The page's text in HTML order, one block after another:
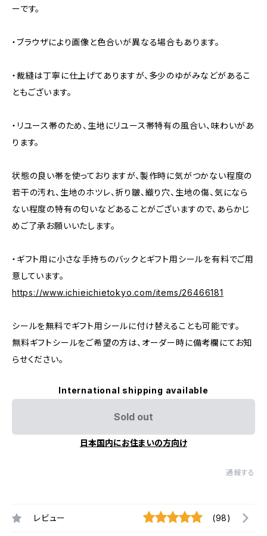
ーです。
・ブラウザにより画像と色合いが異なる場合もあります。
・裁縫は丁寧に仕上げてありますが、多少のゆがみなどがあるこ
ともございます。
・リユース帯のため、生地にリユース帯特有の風合い、味わいがあ
ります。
状態の良い帯を使っておりますが、製作時に気がつかない程度の
若干の汚れ、生地のホツレ、折り皺、織り穴、生地の傷、気になら
ない程度の特有の匂いなどあることがございますので、あらかじ
めご了承お願いいたします。
・ギフト用に小さな手持ちのバックとギフト用シールを有料でご用
意しています。
https://www.ichieichietokyo.com/items/26466181
シールを無料でギフト用シールに付け替えることも可能です。
無料ギフトシールをご希望の方は、オーダー時に備考欄にてお知
らせください。
International shipping available
Sold out
日本国内にお住まいの方向け
通報する
レビュー (98)